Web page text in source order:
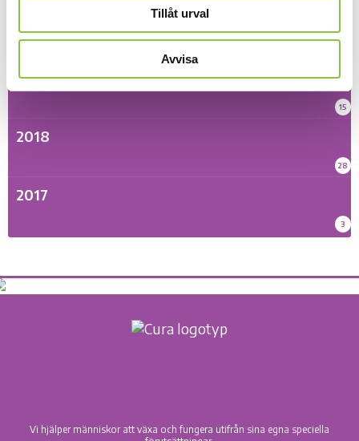
Tillåt urval
Avvisa
2019
15
2018
28
2017
3
Vi hjälper människor att växa och fungera utifrån sina egna speciella